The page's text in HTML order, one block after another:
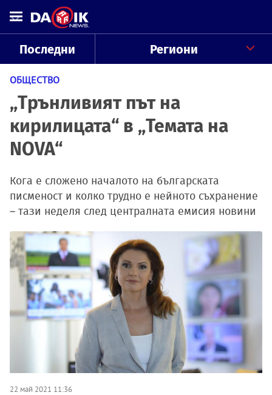
Последни Региони
ОБЩЕСТВО
„Трънливият път на
кирилицата“ в „Темата на
NOVA“
Кога е сложено началото на българската
писменост и колко трудно е нейното съхранение
– тази неделя след централната емисия новини
22 май 2021 11:36